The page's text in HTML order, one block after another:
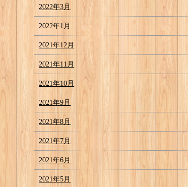
2022年3月
2022年1月
2021年12月
2021年11月
2021年10月
2021年9月
2021年8月
2021年7月
2021年6月
2021年5月